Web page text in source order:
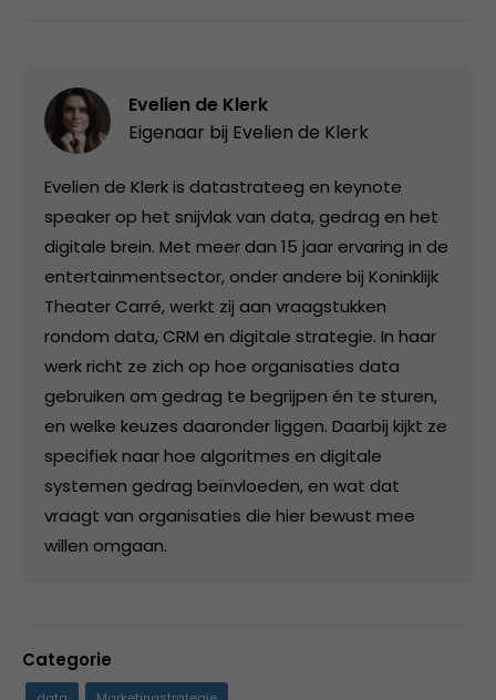
Evelien de Klerk
Eigenaar bij Evelien de Klerk
Evelien de Klerk is datastrateeg en keynote
speaker op het snijvlak van data, gedrag en het
digitale brein. Met meer dan 15 jaar ervaring in de
entertainmentsector, onder andere bij Koninklijk
Theater Carré, werkt zij aan vraagstukken
rondom data, CRM en digitale strategie. In haar
werk richt ze zich op hoe organisaties data
gebruiken om gedrag te begrijpen én te sturen,
en welke keuzes daaronder liggen. Daarbij kijkt ze
specifiek naar hoe algoritmes en digitale
systemen gedrag beïnvloeden, en wat dat
vraagt van organisaties die hier bewust mee
willen omgaan.
Categorie